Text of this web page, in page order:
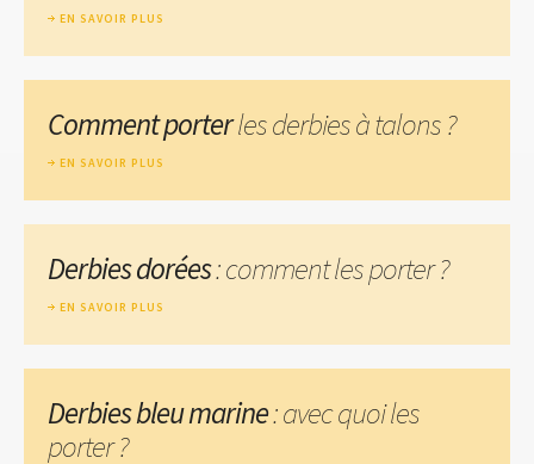
EN SAVOIR PLUS
Comment porterles derbies à talons ?
EN SAVOIR PLUS
Derbies dorées: comment les porter ?
EN SAVOIR PLUS
Derbies bleu marine: avec quoi les
porter ?